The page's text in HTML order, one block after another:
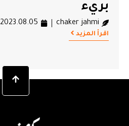
بريء
chaker jahmi
2023.08.05
اقرأ المزيد